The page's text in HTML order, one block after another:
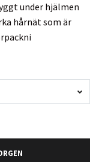
under hjälmen
hårnät som är